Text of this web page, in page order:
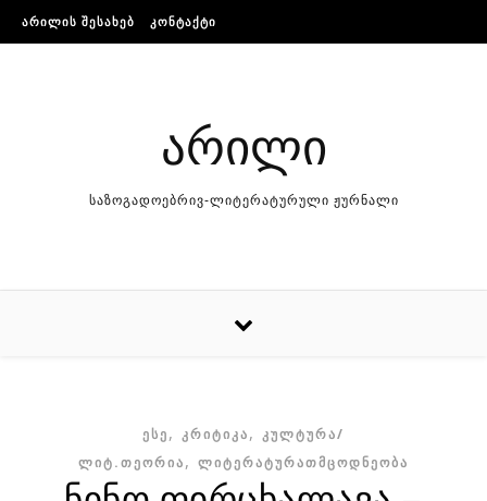
Skip to content
ᲐᲠᲘᲚᲘᲡ ᲨᲔᲡᲐᲮᲔᲑ ᲙᲝᲜᲢᲐᲥᲢᲘ
არილი
საზოგადოებრივ-ლიტერატურული ჟურნალი
ᲔᲡᲔ, ᲙᲠᲘᲢᲘᲙᲐ, ᲙᲣᲚᲢᲣᲠᲐ/
ᲚᲘᲢ.ᲗᲔᲝᲠᲘᲐ, ᲚᲘᲢᲔᲠᲐᲢᲣᲠᲐᲗᲛᲪᲝᲓᲜᲔᲝᲑᲐ